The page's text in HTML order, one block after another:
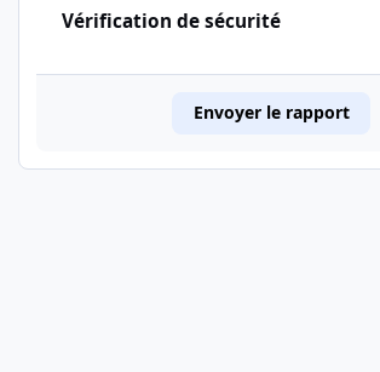
Vérification de sécurité
Envoyer le rapport